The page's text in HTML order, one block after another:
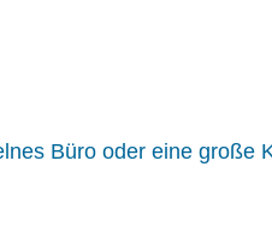
Büro oder eine große